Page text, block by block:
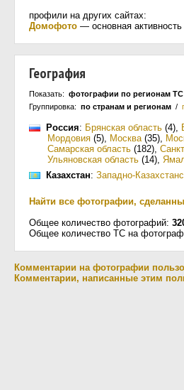
профили на других сайтах:
Домофото — основная активность
География
Показать: фотографии по регионам ТС
Группировка: по странам и регионам /
Россия: Брянская область (4),
Мордовия (5), Москва(35),
Самарская область (182),
Ульяновская область (14),
Казахстан: Западно-
Найти все фотографии,
Общее количество фотографий:
Общее количество ТС на
Комментарии на фотографии
Комментарии, написанные этим